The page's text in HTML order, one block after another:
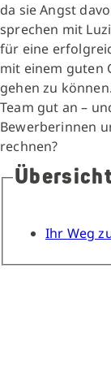
da sie Angst
sprechen mit
für eine
mit einem guten
gehen zu
Team gut an –
Bewerberinnen
rechnen?
Übersicht
Ihr Weg